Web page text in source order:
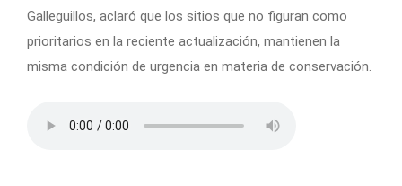
Galleguillos, aclaró que los sitios que no figuran como
prioritarios en la reciente actualización, mantienen la
misma condición de urgencia en materia de conservación